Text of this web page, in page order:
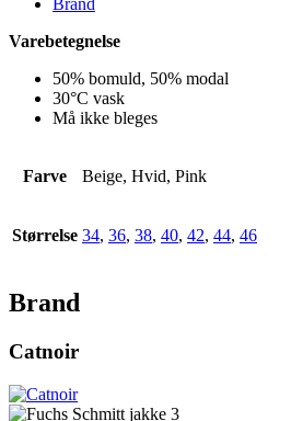
Brand
Varebetegnelse
50% bomuld, 50% modal
30°C vask
Må ikke bleges
Farve Beige, Hvid, Pink
Størrelse 34, 36, 38, 40, 42, 44, 46
Brand
Catnoir